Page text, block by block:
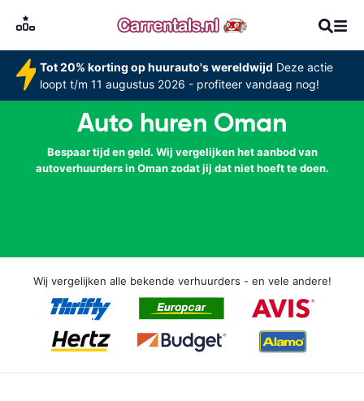
Tot 20% korting op huurauto's wereldwijd Deze actie
loopt t/m 11 augustus 2026 - profiteer vandaag nog!
Auto huren Oman
Bespaar tijd en geld. Wij vergelijken het aanbod van
autoverhuurders in Oman zodat jij dat niet hoeft te doen.
Wij vergelijken alle bekende verhuurders - en vele andere!